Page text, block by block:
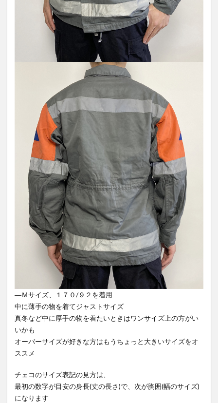
―Ｍサイズ、１７０/９２を着用
中に薄手の物を着てジャストサイズ
真冬など中に厚手の物を着たいときはワンサイズ上の方がい
いかも
オーバーサイズが好きな方はもうちょっと大きいサイズをオ
ススメ
チェコのサイズ表記の見方は、
最初の数字が目安の身長(丈の長さ)で、次が胸囲(幅のサイズ)
になります